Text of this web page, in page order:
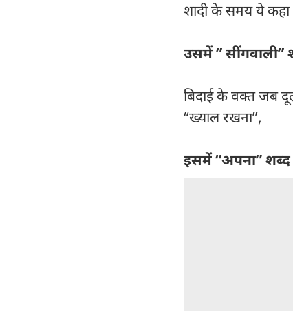
शादी के समय ये कहा
उसमें ” सींगवाली”
बिदाई के वक्त जब
“ख्याल रखना”,
इसमें “अपना” शब्द